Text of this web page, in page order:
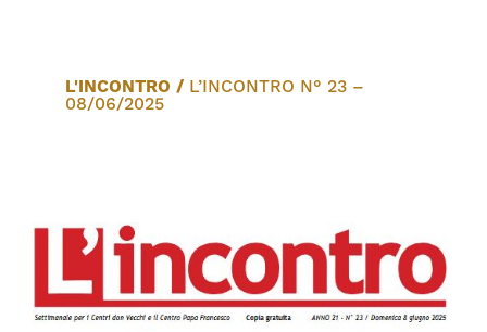
L'INCONTRO / L’INCONTRO N° 23 –
08/06/2025